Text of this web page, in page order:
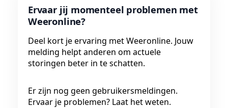
Ervaar jij momenteel problemen met
Weeronline?
Deel kort je ervaring met Weeronline. Jouw
melding helpt anderen om actuele
storingen beter in te schatten.
Er zijn nog geen gebruikersmeldingen.
Ervaar je problemen? Laat het weten.